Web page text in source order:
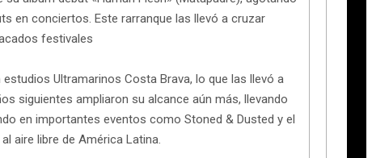
en conciertos. Este rarranque las llevó a cruzar
festivales
Ultramarinos Costa Brava, lo que las llevó a
siguientes ampliaron su alcance aún más, llevando
en importantes eventos como Stoned & Dusted y el
aire libre de América Latina.